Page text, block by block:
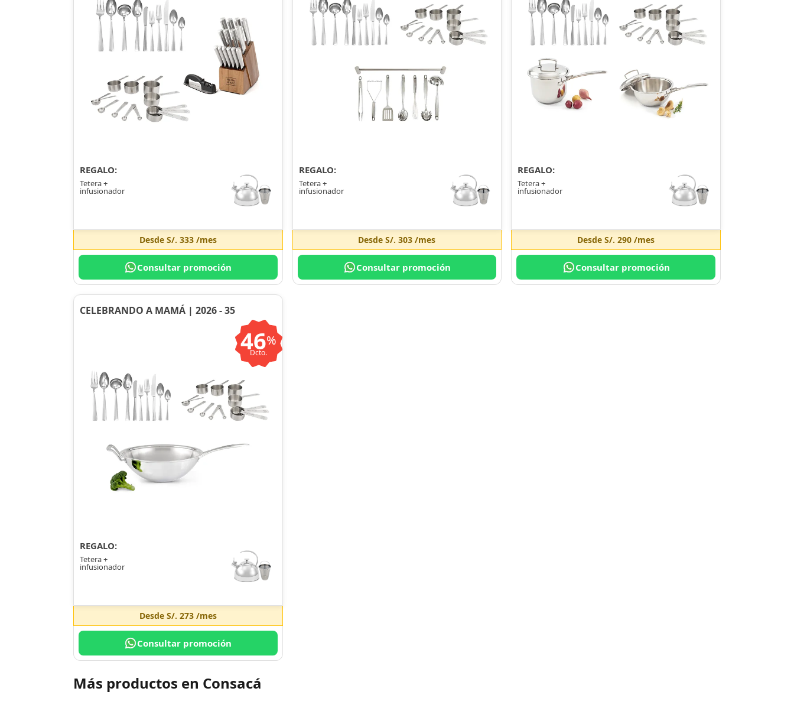
REGALO:
Tetera +
infusionador
Desde S/. 333/mes
Consultar promoción
REGALO:
Tetera +
infusionador
DesdeS/. 303 /mes
Consultar promoción
REGALO:
Tetera +
infusionador
DesdeS/. 290 /mes
Consultar promoción
CELEBRANDO A MAMÁ | 2026 - 35
46%
Dcto.
REGALO:
Tetera +
infusionador
Desde S/. 273/mes
Consultar promoción
Más productos en Consacá